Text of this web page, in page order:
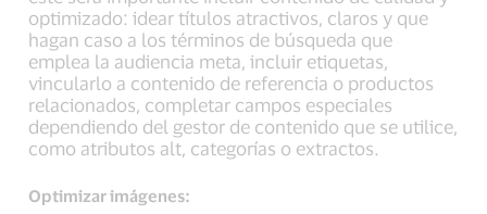
optimizado: idear títulos atractivos, claros y que
hagan caso a los términos de búsqueda que
emplea la audiencia meta, incluir etiquetas,
vincularlo a contenido de referencia o productos
relacionados, completar campos especiales
dependiendo del gestor de contenido que se utilice,
como atributos alt, categorías o extractos.
Optimizar imágenes: